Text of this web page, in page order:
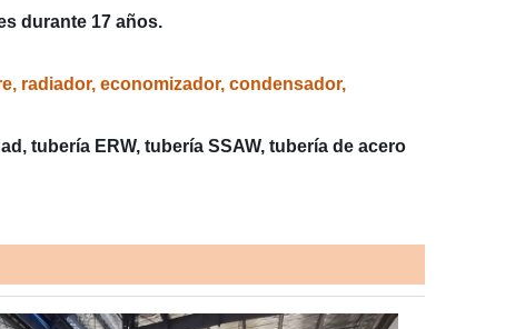
durante 17 años.
radiador, economizador, condensador,
tubería ERW, tubería SSAW, tubería de acero